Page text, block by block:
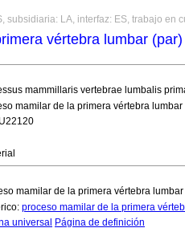
subsidiaria: LA, interfaz: ES, trabajo en
vértebra lumbar
mammillaris vertebrae lumbalis
mamilar de la primera vértebra
mamilar de la primera vértebra
proceso mamilar de la primera
universal Página de definición